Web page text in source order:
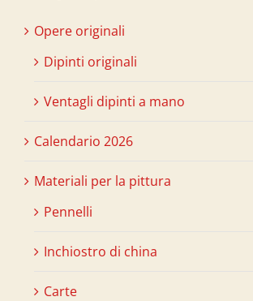
Opere originali
Dipinti originali
Ventagli dipinti a mano
Calendario 2026
Materiali per la pittura
Pennelli
Inchiostro di china
Carte